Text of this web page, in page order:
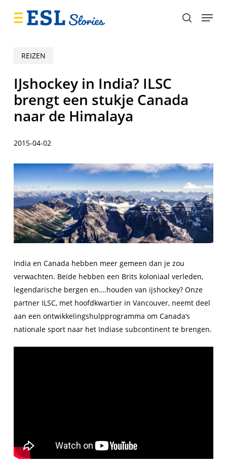
search
Menu
REIZEN
IJshockey in India? ILSC
brengt een stukje Canada
naar de Himalaya
2015-04-02
India en Canada hebben meer gemeen dan je zou
verwachten. Beide hebben een Brits koloniaal verleden,
legendarische bergen en….houden van ijshockey? Onze
partner ILSC, met hoofdkwartier in Vancouver, neemt deel
aan een ontwikkelingshulpprogramma om Canada’s
nationale sport naar het Indiase subcontinent te brengen.